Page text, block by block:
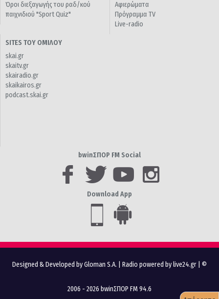
Όροι διεξαγωγής του ραδ/κού
παιχνιδιού "Sport Quiz"
Αφιερώματα
Πρόγραμμα TV
Live-radio
SITES ΤΟΥ ΟΜΙΛΟΥ
skai.gr
skaitv.gr
skairadio.gr
skaikairos.gr
podcast.skai.gr
bwinΣΠΟΡ FM Social
Download App
Designed & Developed by Gloman S.A. Radio powered by live24.gr | ©
2006 - 2026 bwinΣΠΟΡ FM 94.6